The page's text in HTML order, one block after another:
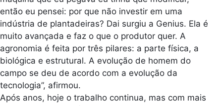
então eu pensei: por que não investir em uma
indústria de plantadeiras? Dai surgiu a Genius. Ela é
muito avançada e faz o que o produtor quer. A
agronomia é feita por três pilares: a parte física, a
biológica e estrutural. A evolução de homem do
campo se deu de acordo com a evolução da
tecnologia”, afirmou.
Após anos, hoje o trabalho continua, mas com mais